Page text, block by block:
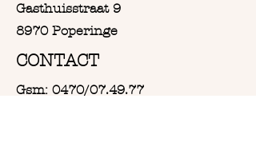
Gasthuisstraat 9
8970 Poperinge
CONTACT
Gsm: 0470/07.49.77